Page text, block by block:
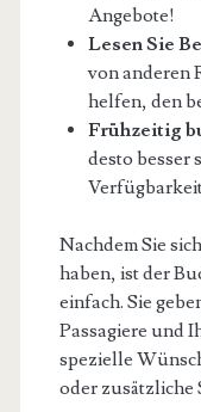
Angebote!
Lesen Sie
von anderen
helfen, den
Frühzeitig
desto besser
Nachdem Sie
haben, ist der
einfach. Sie
Passagiere und
spezielle
oder zusätzliche